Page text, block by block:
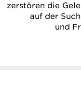
zerstören die
auf der
und